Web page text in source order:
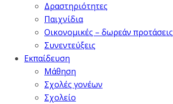
Δραστηριότητες
Παιχνίδια
Οικονομικές – δωρεάν προτάσεις
Συνεντεύξεις
Εκπαίδευση
Μάθηση
Σχολές γονέων
Σχολείο